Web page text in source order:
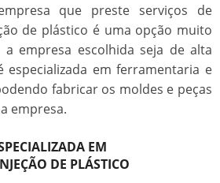
que preste serviços de
de plástico é uma opção muito
a empresa escolhida seja de alta
especializada emferramentaria e
fabricar os moldes e peças
empresa.
EM
DE PLÁSTICO